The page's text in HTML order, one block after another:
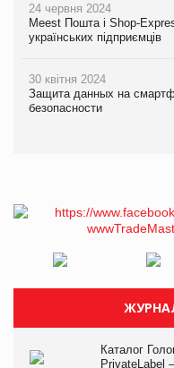
24 червня 2024
Meest Пошта і Shop-
українських підприємців
30 квітня 2024
Защита данных на
безопасности
ЖУРНАЛ
Каталог
PrivateLabel